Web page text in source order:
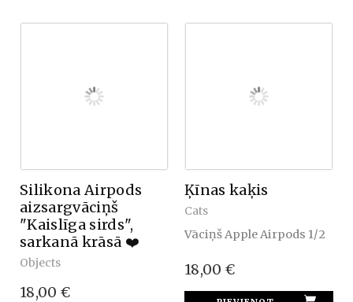
Silikona Airpods
aizsargvāciņš
"Kaislīga sirds",
sarkanā krāsā ❤️
Objects
18,00 €
Ķīnas kaķis
Cats
Vāciņš Apple Airpods 1/2
18,00 €